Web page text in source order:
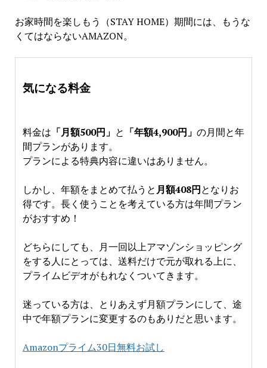
お家時間を楽しもう（STAY HOME）期間には、もうな
くてはならないAMAZON。
気になる料金
料金は 「月額500円」 と 「年額4,900円」 の月間と年
間プランがあります。
プランによる特典内容に違いはありません。
しかし、年額をまとめて払うと 月額408円となりお
得です。長く使うことを考えている方は年間プラン
がおすすめ！
どちらにしても、月一回以上アマゾンショッピング
をする人にとっては、送料だけで元が取れる上に、
プライムビデオがもれなくついてきます。
迷っている方は、とりあえず月額プランにして、途
中で年額プランに変更するのもありだと思います。
Amazonプライム30日無料お試し